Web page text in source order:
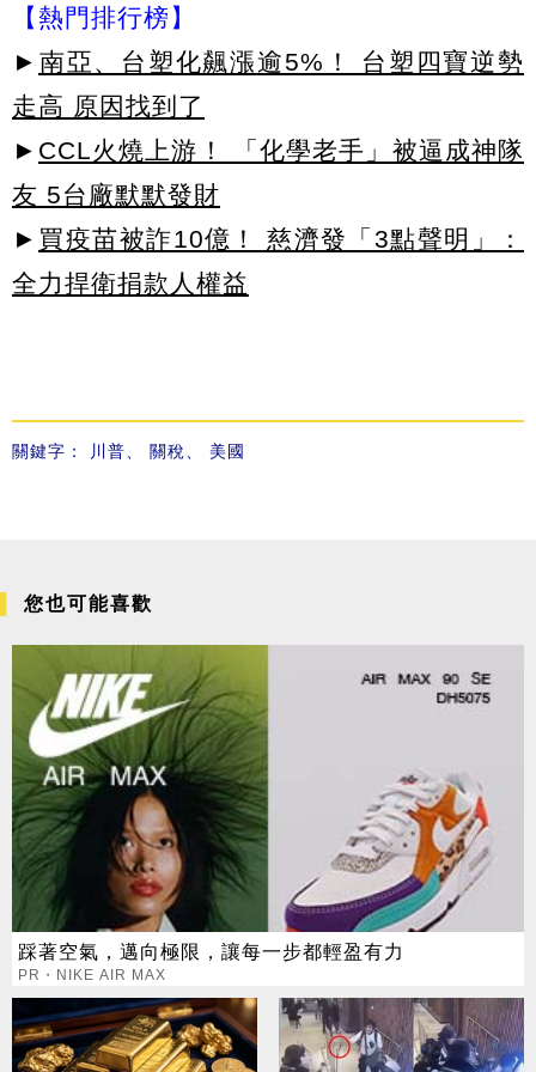
【熱門排行榜】
► 南亞、台塑化飆漲逾5%！ 台塑四寶逆勢
走高 原因找到了
► CCL火燒上游！ 「化學老手」被逼成神隊
友 5台廠默默發財
► 買疫苗被詐10億！ 慈濟發「3點聲明」：
全力捍衛捐款人權益
關鍵字： 川普 關稅 美國
您也可能喜歡
踩著空氣，邁向極限，讓每一步都輕盈有力
PR・NIKE AIR MAX